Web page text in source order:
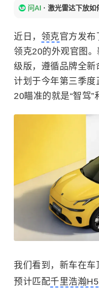
问AI · 激光雷达下放如
近日， 领克官方发
领克20的外观官图
级版，遵循品牌全新
计划于今年第三季
20瞄准的就是“智驾”
我们看到，新车在车
预计匹配千里浩瀚H5